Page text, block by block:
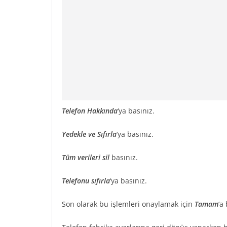
Telefon Hakkında‘ya basınız.
Yedekle ve Sıfırla‘ya basınız.
Tüm verileri sil basınız.
Telefonu sıfırla‘ya basınız.
Son olarak bu işlemleri onaylamak için Tamam‘a